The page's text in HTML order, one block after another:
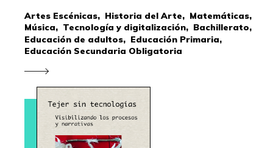
Artes Escénicas, Historia del Arte, Matemáticas,
Música, Tecnología y digitalización, Bachillerato,
Educación de adultos, Educación Primaria,
Educación Secundaria Obligatoria